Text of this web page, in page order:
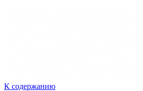
К содержанию